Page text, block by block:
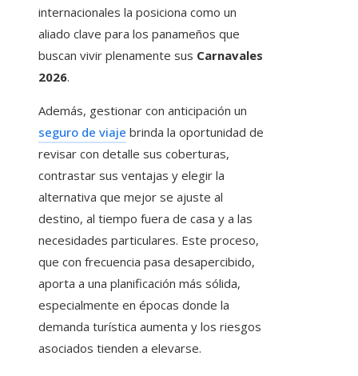
internacionales la posiciona como un
aliado clave para los panameños que
buscan vivir plenamente sus Carnavales
2026.
Además, gestionar con anticipación un
seguro de viaje brinda la oportunidad de
revisar con detalle sus coberturas,
contrastar sus ventajas y elegir la
alternativa que mejor se ajuste al
destino, al tiempo fuera de casa y a las
necesidades particulares. Este proceso,
que con frecuencia pasa desapercibido,
aporta a una planificación más sólida,
especialmente en épocas donde la
demanda turística aumenta y los riesgos
asociados tienden a elevarse.